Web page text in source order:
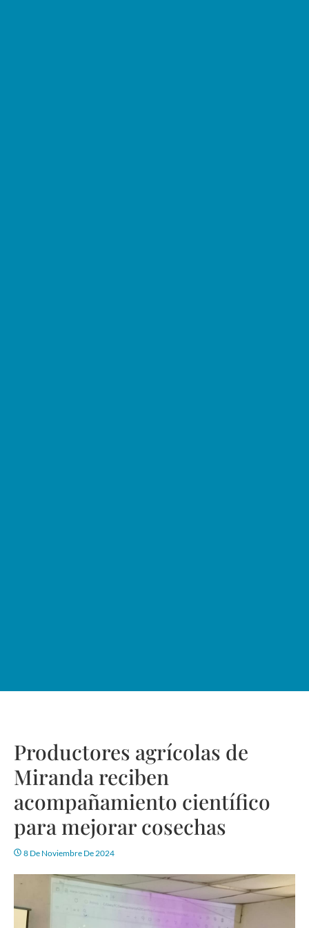
Productores agrícolas de
Miranda reciben
acompañamiento científico
para mejorar cosechas
8 De Noviembre De 2024